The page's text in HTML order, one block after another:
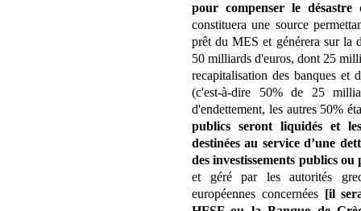
pour compenser le
constituera une source
prêt du MES et générera sur la
50 milliards d'euros, dont 25
recapitalisation des banques et
(c'est-à-dire 50% de 25
d'endettement, les autres 50%
publics seront liquidés et
destinées au service d’une
des investissements publics ou
et géré par les autorités
européennes concernées [il